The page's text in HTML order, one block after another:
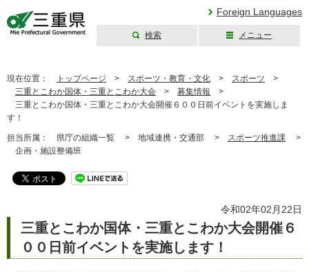
Foreign Languages
検索 メニュー
現在位置： トップページ > スポーツ・教育・文化 > スポーツ >
三重とこわか国体・三重とこわか大会 > 募集情報 >
三重とこわか国体・三重とこわか大会開催６００日前イベントを実施しま
す！
担当所属： 県庁の組織一覧 > 地域連携・交通部 > スポーツ推進課 >
企画・施設整備班
令和02年02月22日
三重とこわか国体・三重とこわか大会開催６
００日前イベントを実施します！